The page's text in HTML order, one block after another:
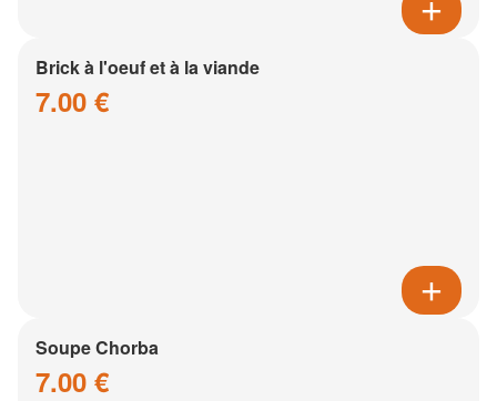
Brick à l'oeuf et à la viande
7.00 €
Soupe Chorba
7.00 €